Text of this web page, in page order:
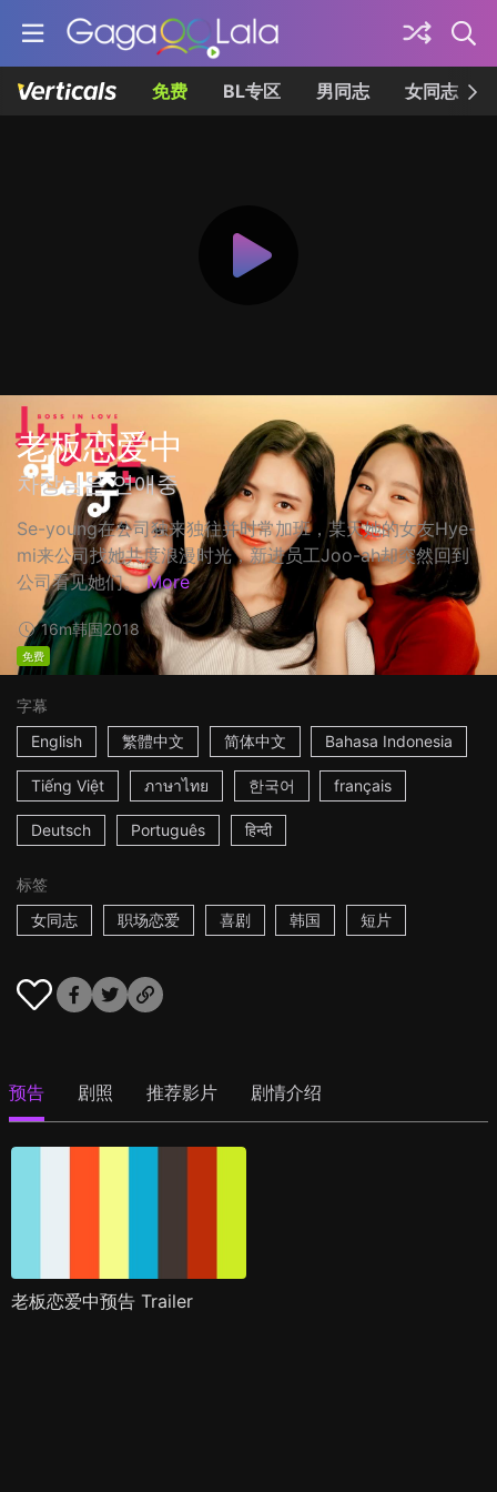
免费 BL专区 男同志 女同志
老板恋爱中
차장님은 연애중
Se-young在公司独来独往并时常加班，某天她的女友Hye-
mi来公司找她共度浪漫时光，新进员工Joo-ah却突然回到
公司看见她们。 More
16m韩国2018
免费
字幕
English
繁體中文 简体中文 Bahasa Indonesia
Tiếng Việt ภาษาไทย 한국어 français
Deutsch Português हिन्दी
标签
女同志
职场恋爱 喜剧 韩国 短片
预告 剧照 推荐影片 剧情介绍
老板恋爱中预告 Trailer